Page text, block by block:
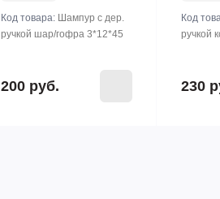
Код товара: Шампур с дер.
ручкой шар/гофра 3*12*45
200 руб.
Код
ручкой
230